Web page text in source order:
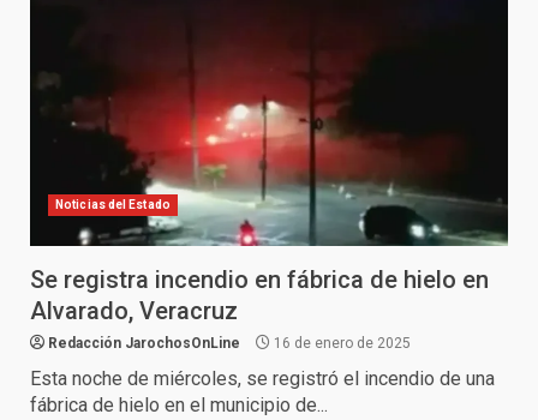
Noticias del Estado
Se registra incendio en fábrica de hielo en
Alvarado, Veracruz
Redacción JarochosOnLine 16 de enero de 2025
Esta noche de miércoles, se registró el incendio de una
fábrica de hielo en el municipio de...